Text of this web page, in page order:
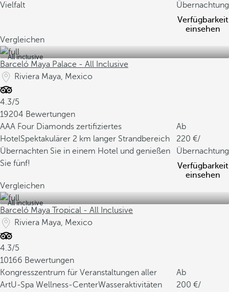
Vielfalt
Übernachtung
Verfügbarkeit
einsehen
Vergleichen
All inclusive
Barceló Maya Palace - All Inclusive
Riviera Maya, Mexico
4.3/5
19204 Bewertungen
AAA Four Diamonds zertifiziertes
HotelSpektakulärer 2 km langer Strandbereich
Übernachten Sie in einem Hotel und genießen
Sie fünf!
Ab
220
/
Übernachtung
Verfügbarkeit
einsehen
Vergleichen
All inclusive
Barceló Maya Tropical - All Inclusive
Riviera Maya, Mexico
4.3/5
10166 Bewertungen
Kongresszentrum für Veranstaltungen aller
ArtU-Spa Wellness-CenterWasseraktivitäten
Ab
200
/